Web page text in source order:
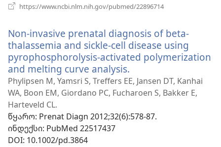
https://www.ncbi.nlm.nih.gov/pubmed/22896714
Non-invasive prenatal diagnosis of beta-
thalassemia and sickle-cell disease using
pyrophosphorolysis-activated polymerization
and melting curve analysis.
ახალი
ფანჯარა)
Phylipsen M, Yamsri S, Treffers EE, Jansen DT, Kanhai
WA, Boon EM, Giordano PC, Fucharoen S, Bakker E,
Harteveld CL.
წყარო‎: Prenat Diagn 2012;32(6):578-87.
ინდექსი‎: PubMed 22517437
DOI‎: 10.1002/pd.3864